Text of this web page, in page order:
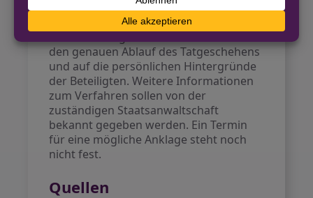
Ausblick
den genauen Ablauf des Tatgeschehens
und auf die persönlichen Hintergründe
der Beteiligten. Weitere Informationen
zum Verfahren sollen von der
zuständigen Staatsanwaltschaft
bekannt gegeben werden. Ein Termin
für eine mögliche Anklage steht noch
nicht fest.
Quellen